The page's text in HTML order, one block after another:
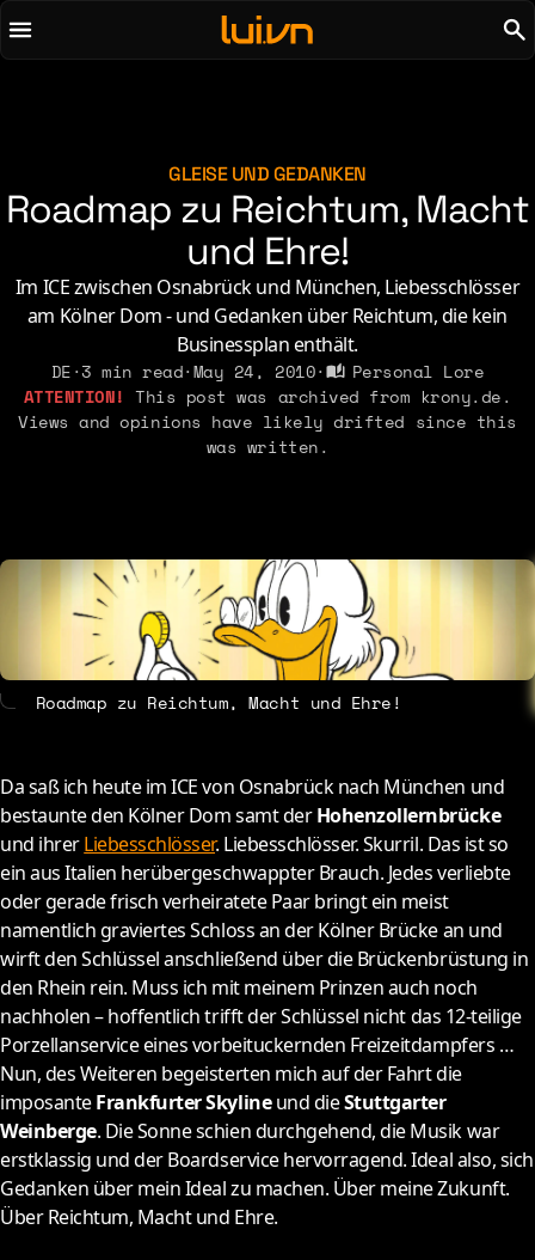
To main content
To menu
Code
Concrete & Steel
Digital Life
Music
Nerdom & Games
Personal Lore
Politics & Ideology
2025
2021
2019
2018
2015
2014
2013
2011
2010
2009
About
GLEISE UND GEDANKEN
Roadmap zu Reichtum, Macht
und Ehre!
Im ICE zwischen Osnabrück und München, Liebesschlösser
am Kölner Dom - und Gedanken über Reichtum, die kein
Businessplan enthält.
DE·3 min read·May 24, 2010·
Personal Lore
This post was archived from krony.de.
Views and opinions have likely drifted since this
was written.
Roadmap zu Reichtum, Macht und Ehre!
Da saß ich heute im ICE von Osnabrück nach München und
bestaunte den Kölner Dom samt derHohenzollernbrücke
und ihrerLiebesschlösser. Liebesschlösser. Skurril. Das ist so
ein aus Italien herübergeschwappter Brauch. Jedes verliebte
oder gerade frisch verheiratete Paar bringt ein meist
namentlich graviertes Schloss an der Kölner Brücke an und
wirft den Schlüssel anschließend über die Brückenbrüstung in
den Rhein rein. Muss ich mit meinem Prinzen auch noch
nachholen – hoffentlich trifft der Schlüssel nicht das 12-teilige
Porzellanservice eines vorbeituckernden Freizeitdampfers …
Nun, des Weiteren begeisterten mich auf der Fahrt die
imposanteFrankfurter Skylineund dieStuttgarter
Weinberge. Die Sonne schien durchgehend, die Musik war
erstklassig und der Boardservice hervorragend. Ideal also, sich
Gedanken über mein Ideal zu machen. Über meine Zukunft.
Über Reichtum, Macht und Ehre.